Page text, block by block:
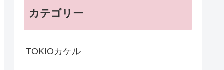
カテゴリー
TOKIOカケル